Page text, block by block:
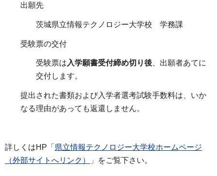
出願先
茨城県立情報テクノロジー大学校 学務課
受験票の交付
受験票は 入学願書受付締め切り後 、出願者あてに
交付します。
提出された書類および入学者選考試験手数料は、いか
なる理由があっても返還しません。
詳しくはHP「 県立情報テクノロジー大学校ホームページ
（外部サイトへリンク）
」をご覧下さい。